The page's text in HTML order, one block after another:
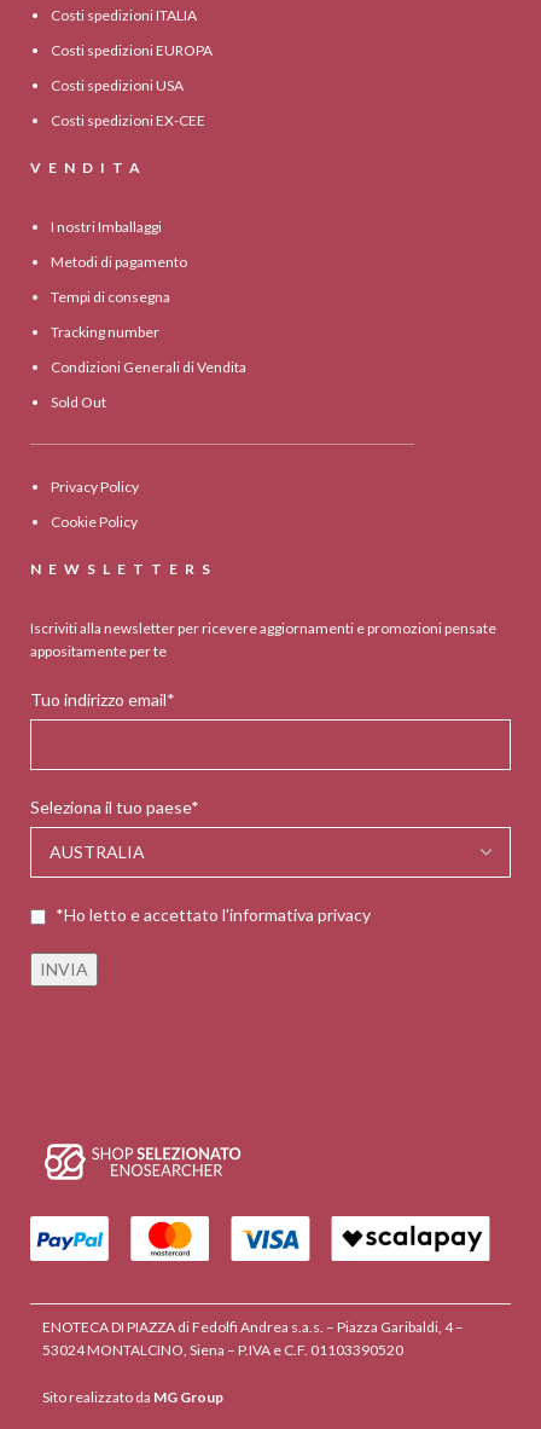
Costi spedizioni ITALIA
Costi spedizioni EUROPA
Costi spedizioni USA
Costi spedizioni EX-CEE
VENDITA
I nostri Imballaggi
Metodi di pagamento
Tempi di consegna
Tracking number
Condizioni Generali di Vendita
Sold Out
Privacy Policy
Cookie Policy
NEWSLETTERS
Iscriviti alla newsletter per ricevere aggiornamenti e promozioni pensate
appositamente per te
Tuo indirizzo email*
Seleziona il tuo paese*
*Ho letto e accettato l'informativa privacy
ENOTECA DI PIAZZA di Fedolfi Andrea s.a.s. – Piazza Garibaldi, 4 –
53024 MONTALCINO, Siena – P.IVA e C.F. 01103390520
Sito realizzato da MG Group